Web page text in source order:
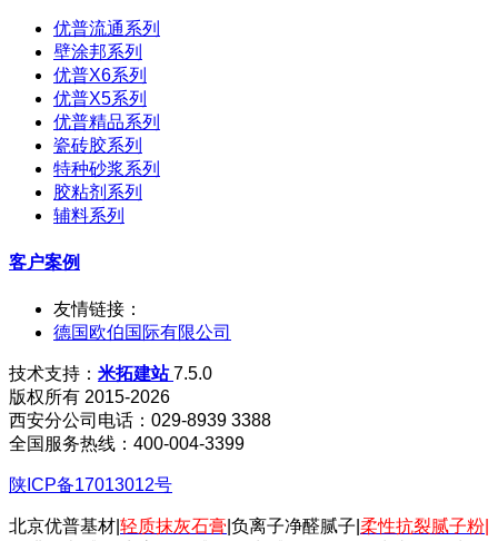
优普流通系列
壁涂邦系列
优普X6系列
优普X5系列
优普精品系列
瓷砖胶系列
特种砂浆系列
胶粘剂系列
辅料系列
客户案例
友情链接：
德国欧伯国际有限公司
技术支持： 米拓建站7.5.0
版权所有 2015-2026
西安分公司电话：029-8939 3388
全国服务热线：400-004-3399
陕ICP备17013012号
北京优普基材| 轻质抹灰石膏 |负离子净醛腻子| 柔性抗裂腻子粉